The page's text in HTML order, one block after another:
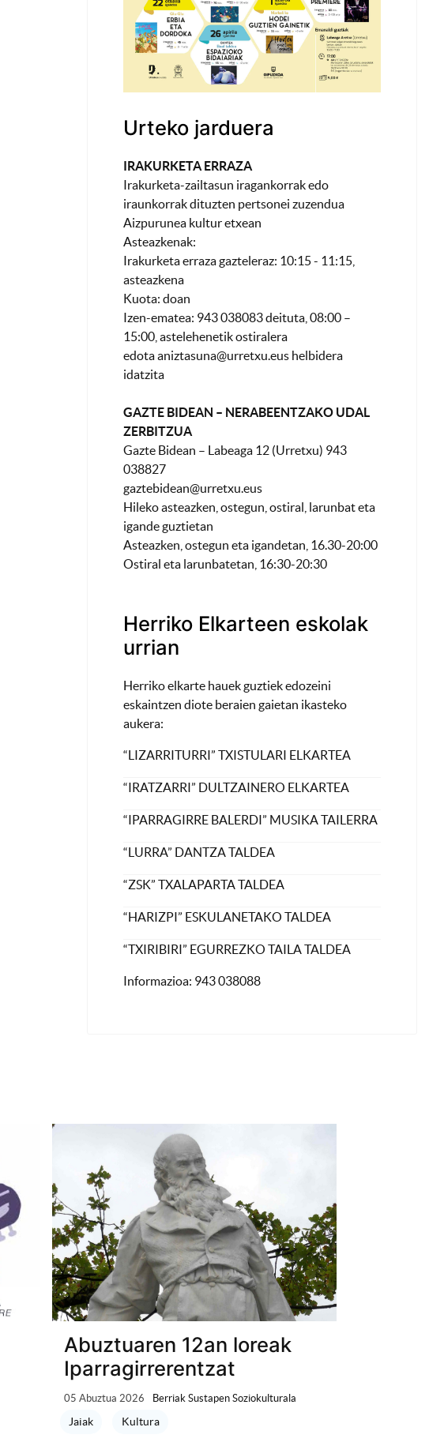
Urteko jarduera
IRAKURKETA ERRAZA
Irakurketa-zailtasun iragankorrak edo
iraunkorrak dituzten pertsonei zuzendua
Aizpurunea kultur etxean
Asteazkenak:
Irakurketa erraza gazteleraz: 10:15 - 11:15,
asteazkena
Kuota: doan
Izen-ematea: 943 038083 deituta, 08:00 –
15:00, astelehenetik ostiralera
edotaaniztasuna@urretxu.eus helbidera
idatzita
GAZTE BIDEAN – NERABEENTZAKO UDAL
ZERBITZUA
Gazte Bidean – Labeaga 12 (Urretxu) 943
038827
gaztebidean@urretxu.eus
Hileko asteazken, ostegun, ostiral, larunbat eta
igande guztietan
Asteazken, ostegun eta igandetan, 16.30-20:00
Ostiral eta larunbatetan, 16:30-20:30
Herriko Elkarteen eskolak
urrian
Herriko elkarte hauek guztiek edozeini
eskaintzen diote beraien gaietan ikasteko
aukera:
“LIZARRITURRI” TXISTULARI ELKARTEA
“IRATZARRI” DULTZAINERO ELKARTEA
“IPARRAGIRRE BALERDI” MUSIKA TAILERRA
“LURRA” DANTZA TALDEA
“ZSK” TXALAPARTA TALDEA
“HARIZPI” ESKULANETAKO TALDEA
“TXIRIBIRI” EGURREZKO TAILA TALDEA
Informazioa: 943 038088
Abuztuaren 12an loreak
Iparragirrerentzat
05 Abuztua 2026 Berriak Sustapen Soziokulturala
Jaiak Kultura